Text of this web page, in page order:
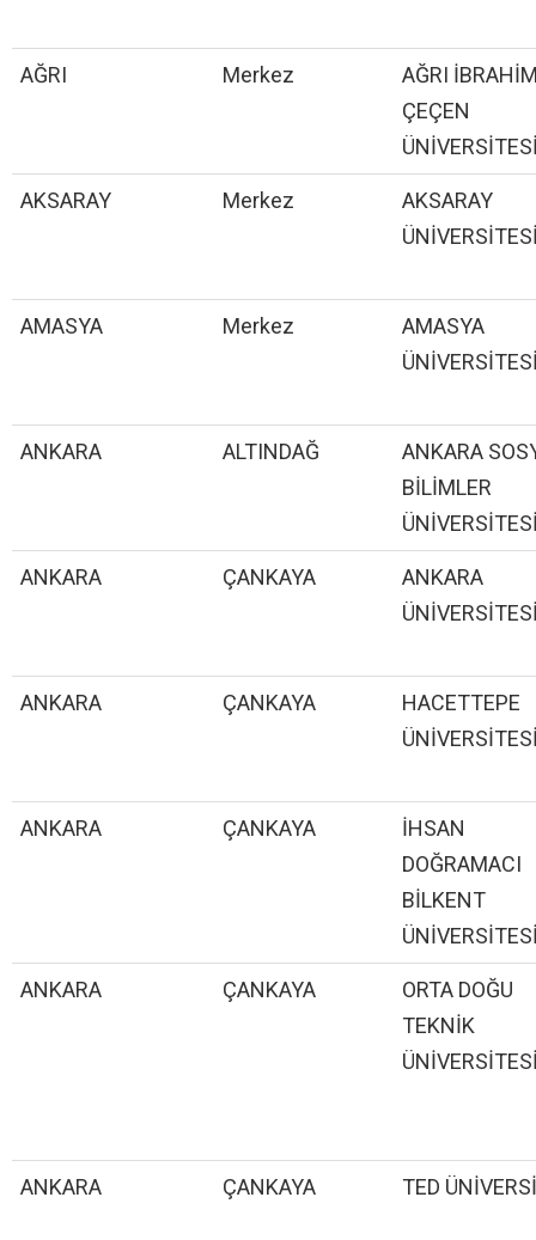
AĞRI Merkez
AĞRI
ÇEÇEN
AKSARAY Merkez
AKSARAY
AMASYA Merkez
AMASYA
ANKARA ALTINDAĞ
ANKARA
BİLİMLER
ANKARA ÇANKAYA
ANKARA
ANKARA ÇANKAYA
HACETTEPE
ANKARA ÇANKAYA
İHSAN
DOĞRAMACI
BİLKENT
ANKARA ÇANKAYA
ORTA DOĞU
TEKNİK
ANKARA ÇANKAYA TED